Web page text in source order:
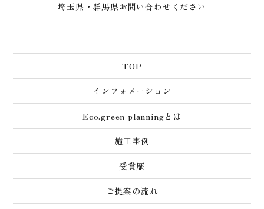
埼玉県・群馬県お問い合わせください
TOP
インフォメーション
Eco.green planningとは
施工事例
受賞歴
ご提案の流れ